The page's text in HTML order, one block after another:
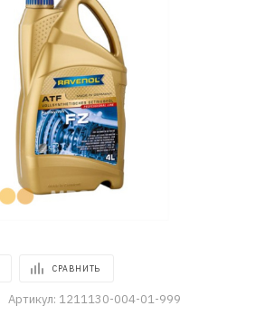
СРАВНИТЬ
Артикул: 1211130-004-01-999